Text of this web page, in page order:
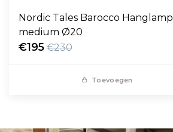
Nordic Tales Barocco Hanglamp
medium Ø20
€195 €230
Toevoegen